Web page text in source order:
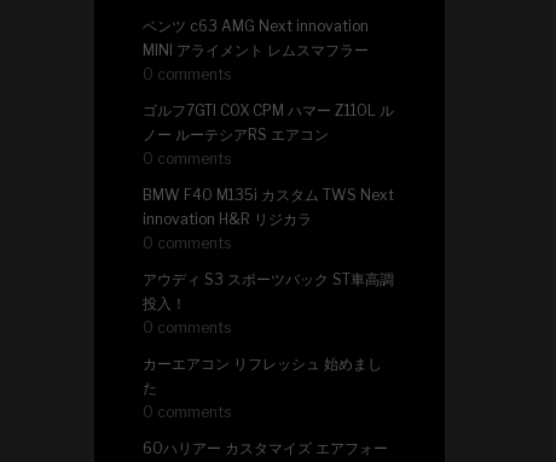
ベンツ c63 AMG Next innovation
MINI アライメント レムスマフラー
0 comments
ゴルフ7GTI COX CPM ハマー Z110L ル
ノー ルーテシアRS エアコン
0 comments
BMW F40 M135i カスタム TWS Next
innovation H&R リジカラ
0 comments
アウディ S3 スポーツバック ST車高調
投入！
0 comments
カーエアコン リフレッシュ 始めまし
た
0 comments
60ハリアー カスタマイズ エアフォー